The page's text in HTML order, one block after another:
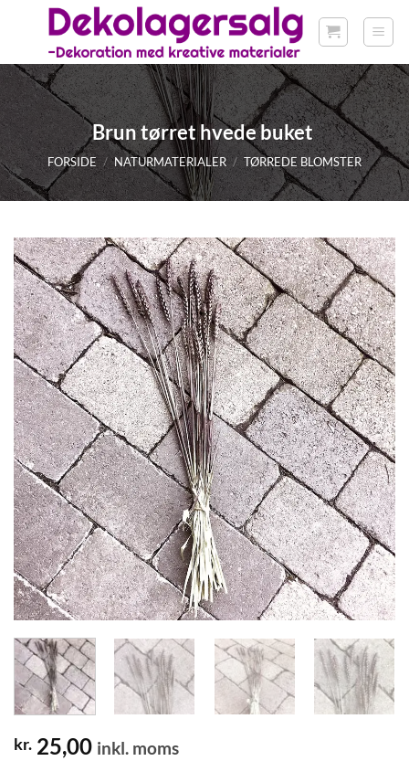
Fortsæt
Brun tørret hvede buket
FORSIDE / NATURMATERIALER / TØRREDE BLOMSTER
kr. 25,00 inkl. moms